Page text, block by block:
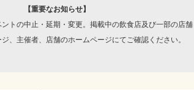
【重要なお知らせ】
トの中止・延期・変更。掲載中の飲食店及び一部の店
、主催者、店舗のホームページにてご確認ください。